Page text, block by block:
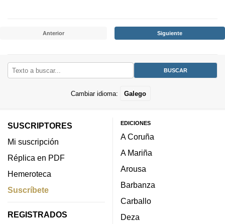
Anterior Siguiente
Cambiar idioma: Galego
SUSCRIPTORES
Mi suscripción
Réplica en PDF
Hemeroteca
Suscríbete
REGISTRADOS
EDICIONES
A Coruña
A Mariña
Arousa
Barbanza
Carballo
Deza